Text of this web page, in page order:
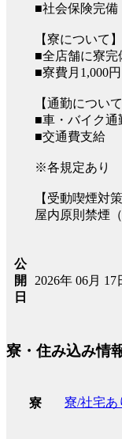
■社会保険完備
【寮について】
■全店舗に寮完
■寮費月1,000円
【通勤について
■車・バイク通
■交通費支給
※各規定あり
【受動喫煙対策
屋内原則禁煙
公
開
日
2026年 06月 17
寮・住み込み情
寮 寮/社宅あ